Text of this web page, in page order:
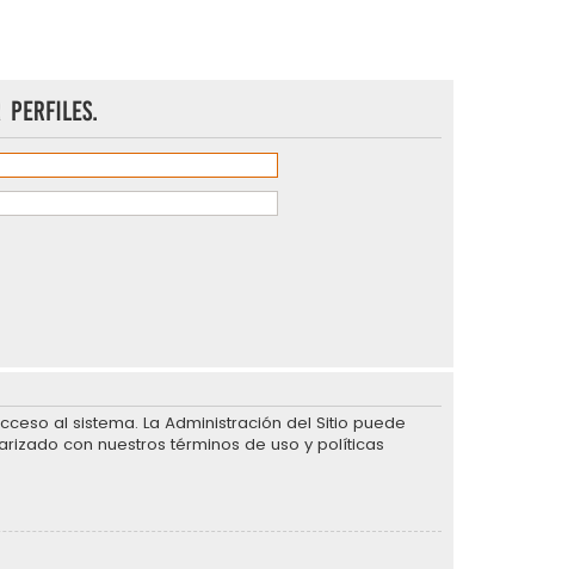
perfiles.
al sistema. La Administración del Sitio puede
con nuestros términos de uso y políticas